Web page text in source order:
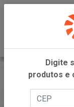
Digite
produtos e